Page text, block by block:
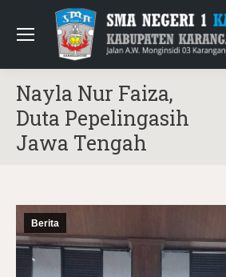
Nayla Nur Faiza,
Duta Pepelingasih
Jawa Tengah
Berita